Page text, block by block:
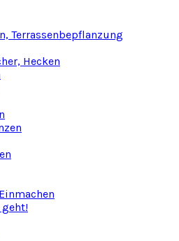
Terrassenbepflanzung
Hecken
geht!